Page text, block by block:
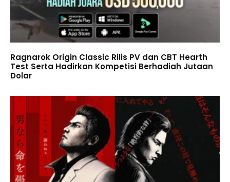
Ragnarok Origin Classic Rilis PV dan CBT Hearth
Test Serta Hadirkan Kompetisi Berhadiah Jutaan
Dolar